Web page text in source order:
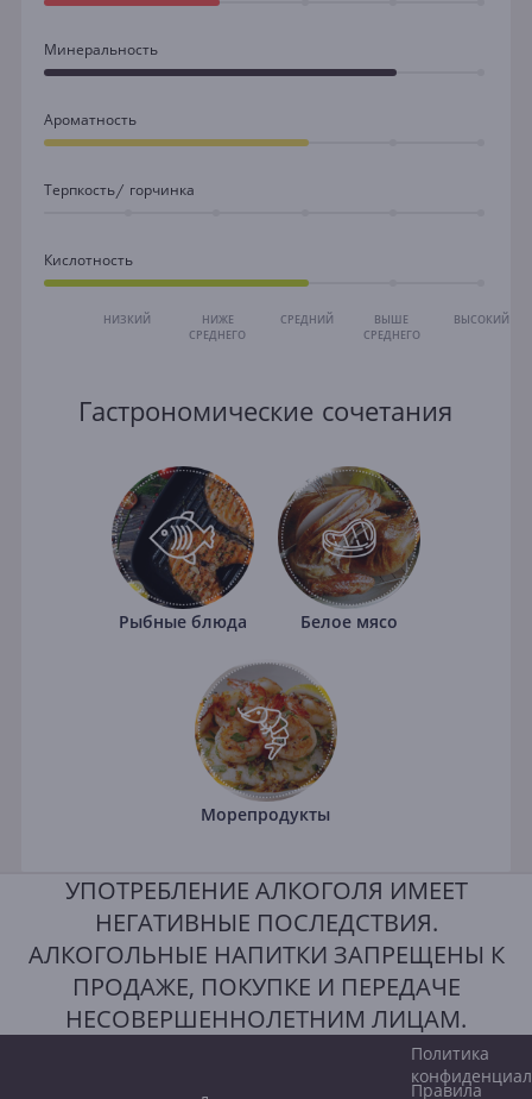
Минеральность
Ароматность
Терпкость/ горчинка
Кислотность
НИЗКИЙ
НИЖЕ
СРЕДНЕГО
СРЕДНИЙ
ВЫШЕ
СРЕДНЕГО
ВЫСОКИЙ
Гастрономические сочетания
Рыбные блюда Белое мясо
Морепродукты
УПОТРЕБЛЕНИЕ АЛКОГОЛЯ ИМЕЕТ
НЕГАТИВНЫЕ ПОСЛЕДСТВИЯ.
АЛКОГОЛЬНЫЕ НАПИТКИ ЗАПРЕЩЕНЫ К
ПРОДАЖЕ, ПОКУПКЕ И ПЕРЕДАЧЕ
НЕСОВЕРШЕННОЛЕТНИМ ЛИЦАМ.
Политика
Правила